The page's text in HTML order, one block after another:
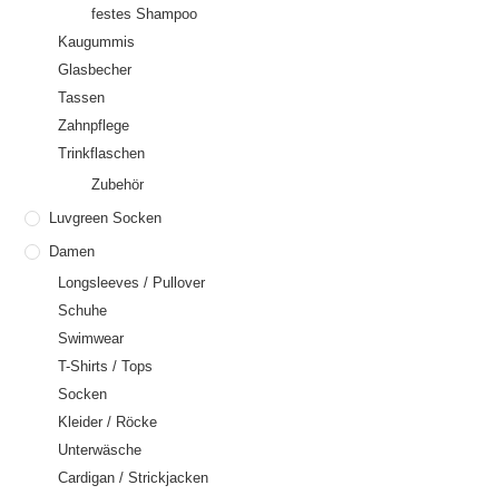
festes Shampoo
Kaugummis
Glasbecher
Tassen
Zahnpflege
Trinkflaschen
Zubehör
Luvgreen Socken
Damen
Longsleeves / Pullover
Schuhe
Swimwear
T-Shirts / Tops
Socken
Kleider / Röcke
Unterwäsche
Cardigan / Strickjacken